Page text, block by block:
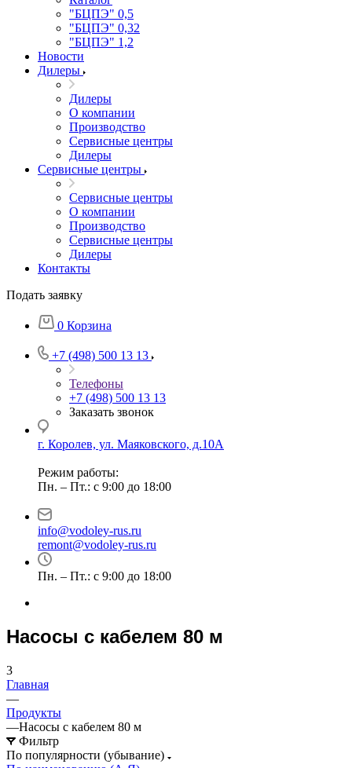
"БЦПЭ" 0,5
"БЦПЭ" 0,32
"БЦПЭ" 1,2
Новости
Дилеры
Дилеры
О компании
Производство
Сервисные центры
Дилеры
Сервисные центры
Сервисные центры
О компании
Производство
Сервисные центры
Дилеры
Контакты
Подать заявку
0 Корзина
+7 (498) 500 13 13
Телефоны
+7 (498) 500 13 13
Заказать звонок
г. Королев, ул. Маяковского, д.10А
Режим работы:
Пн. – Пт.: с 9:00 до 18:00
info@vodoley-rus.ru
remont@vodoley-rus.ru
Пн. – Пт.: с 9:00 до 18:00
Насосы с кабелем 80 м
3
Главная
—
Продукты
—Насосы с кабелем 80 м
Фильтр
По популярности (убывание)